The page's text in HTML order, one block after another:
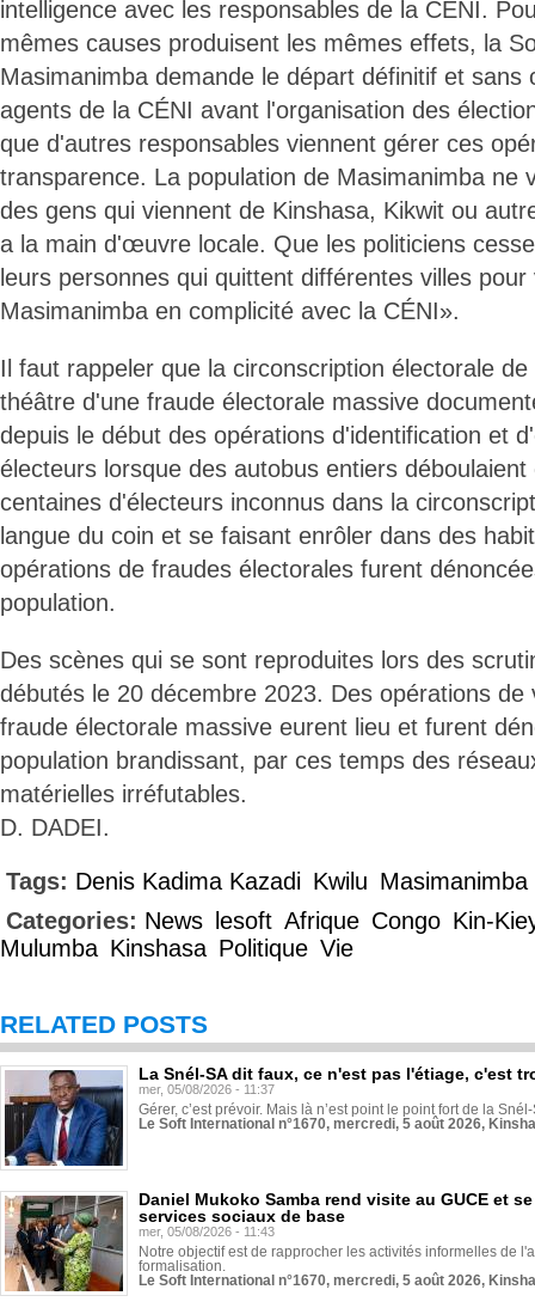
intelligence avec les responsables de la CÉNI.
mêmes causes produisent les mêmes effets, la
Masimanimba demande le départ définitif et sans
agents de la CÉNI avant l'organisation des
que d'autres responsables viennent gérer ces
transparence. La population de Masimanimba ne
des gens qui viennent de Kinshasa, Kikwit ou
a la main d'œuvre locale. Que les politiciens
leurs personnes qui quittent différentes villes
Masimanimba en complicité avec la CÉNI».
Il faut rappeler que la circonscription électorale
théâtre d'une fraude électorale massive
depuis le début des opérations d'identification et
électeurs lorsque des autobus entiers
centaines d'électeurs inconnus dans la
langue du coin et se faisant enrôler dans des
opérations de fraudes électorales furent
population.
Des scènes qui se sont reproduites lors des
débutés le 20 décembre 2023. Des opérations de
fraude électorale massive eurent lieu et furent
population brandissant, par ces temps des
matérielles irréfutables.
D. DADEI.
Tags: Denis Kadima Kazadi Kwilu Masimanimba
Categories: News lesoft Afrique Congo Kin-
Mulumba Kinshasa Politique Vie
RELATED POSTS
La Snél-SA dit faux, ce n'est pas l'étiage, c'est
mer, 05/08/2026 - 11:37
Gérer, c’est prévoir. Mais là n’est point le point fort de la
Le Soft International n°1670, mercredi, 5 août 2026,
Daniel Mukoko Samba rend visite au GUCE et
services sociaux de base
mer, 05/08/2026 - 11:43
Notre objectif est de rapprocher les activités informelles de
formalisation.
Le Soft International n°1670, mercredi, 5 août 2026,